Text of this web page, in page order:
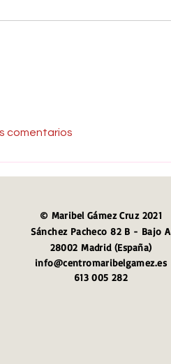
comentarios
© Maribel Gámez Cruz 2021
Sánchez Pacheco 82 B - Bajo A
28002 Madrid (España)
info@centromaribelgamez.es
613 005 282